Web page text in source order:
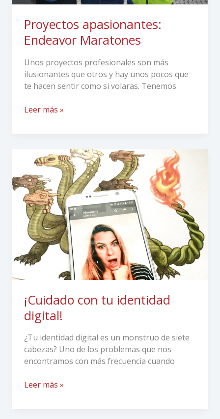
Proyectos apasionantes:
Endeavor Maratones
Unos proyectos profesionales son más
ilusionantes que otros y hay unos pocos que
te hacen sentir como si volaras. Tenemos
Leer más »
¡Cuidado con tu identidad
digital!
¿Tu identidad digital es un monstruo de siete
cabezas? Uno de los problemas que nos
encontramos con más frecuencia cuando
¡Cuidado
con
tu
identidad
digital!
Leer más »